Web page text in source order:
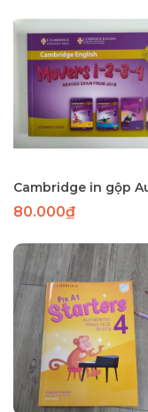
80.000₫